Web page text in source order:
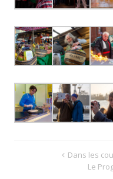
Dans les
Le